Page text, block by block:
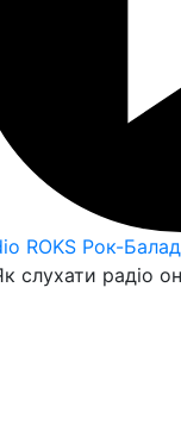
ROKS Рок-
слухати радіо